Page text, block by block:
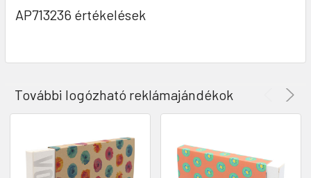
AP713236 értékelések
További logózható reklámajándékok